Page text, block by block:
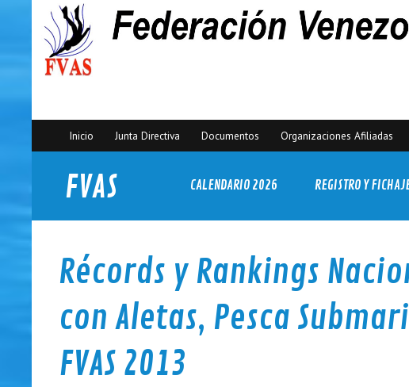
Inicio Junta Directiva Documentos Organizaciones Afiliadas
FVAS
Federación Venezolana de Actividades Subacuáticas
CALENDARIO 2026 REGISTRO Y
Récords y Rankings
con Aletas, Pesca
FVAS 2013